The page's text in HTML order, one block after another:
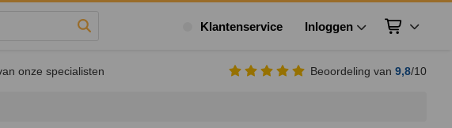
Klantenservice Inloggen Winkelwagen
onze specialisten Beoordeling van 9,8/10